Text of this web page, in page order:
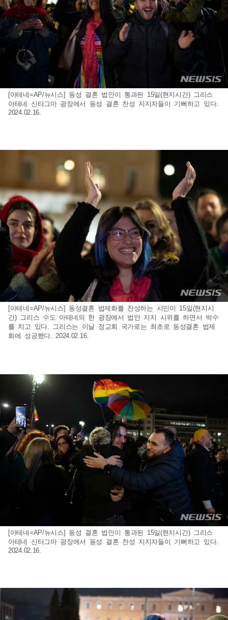
[아테네=AP/뉴시스] 동성 결혼 법안이 통과된 15일(현지시간) 그리스
아테네 신타그마 광장에서 동성 결혼 찬성 지지자들이 기뻐하고 있다.
2024.02.16.
[아테네=AP/뉴시스] 동성결혼 법제화를 찬성하는 시민이 15일(현지시
간) 그리스 수도 아테네의 한 광장에서 법안 지지 시위를 하면서 박수
를 치고 있다. 그리스는 이날 정교회 국가로는 최초로 동성결혼 법제
화에 성공했다. 2024.02.16.
[아테네=AP/뉴시스] 동성 결혼 법안이 통과된 15일(현지시간) 그리스
아테네 신타그마 광장에서 동성 결혼 찬성 지지자들이 기뻐하고 있다.
2024.02.16.